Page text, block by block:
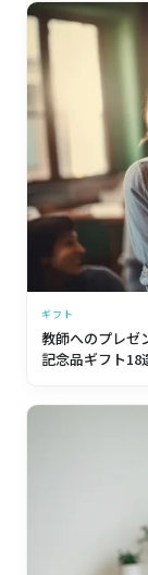
ギフト
教師へのプレゼ
記念品ギフト18